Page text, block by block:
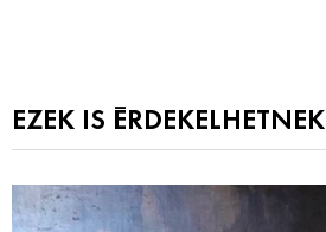
EZEK IS ÉRDEKELHETNEK